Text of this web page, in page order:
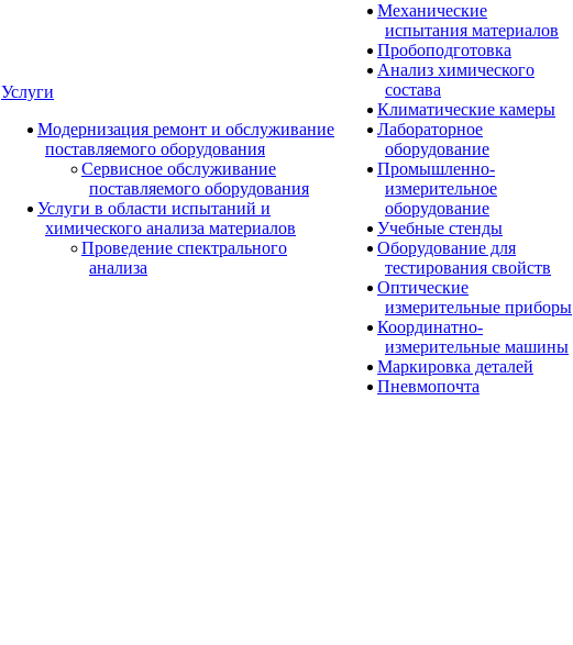
Услуги
Модернизация ремонт и обслуживание
поставляемого оборудования
Сервисное обслуживание
поставляемого оборудования
Услуги в области испытаний и
химического анализа материалов
Проведение спектрального
анализа
Механические
испытания материалов
Пробоподготовка
Анализ химического
состава
Климатические камеры
Лабораторное
оборудование
Промышленно-
измерительное
оборудование
Учебные стенды
Оборудование для
тестирования свойств
Оптические
измерительные приборы
Координатно-
измерительные машины
Маркировка деталей
Пневмопочта